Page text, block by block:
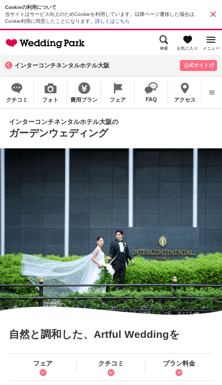
Cookieの利用について
当サイトはサービス向上のためCookieを利用しています。以降ページ遷移した場合は、
Cookie利用に同意したことになります。 詳しくはこちら
検索 お気に入り メニュー
インターコンチネンタルホテル大阪 公式サイト
クチコミ フォト 費用プラン フェア FAQ アクセス
インターコンチネンタルホテル大阪の
ガーデンウェディング
自然と調和した、Artful Weddingを
フェア クチコミ プラン料金